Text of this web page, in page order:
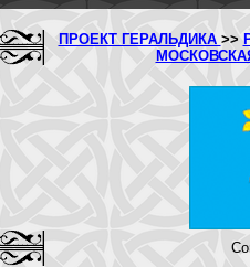
ПРОЕКТ ГЕРАЛЬДИКА >>